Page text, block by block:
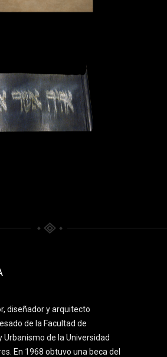
diseñador y arquitecto
de la Facultad de
de la Universidad
En 1968 obtuvo una beca del